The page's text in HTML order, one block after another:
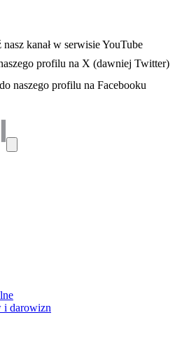
się w nowej karcie
kanał w serwisie YouTube
karcie profilu na X (dawniej Twitter)
się w nowej karcie
naszego profilu na Facebooku
i darowizn